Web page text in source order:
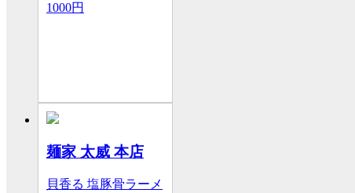
1000円
麺家 太威 本店
貝香る 塩豚骨ラーメ